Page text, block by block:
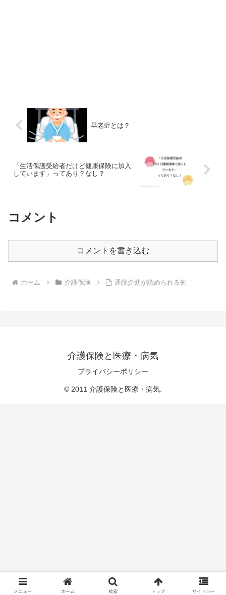
早老症とは？
「生活保護受給者だけど健康保険に加入
しています」ってあり？なし？
コメント
コメントを書き込む
ホーム 介護保険 通院介助が認められる例
介護保険と医療・病気
プライバシーポリシー
© 2011 介護保険と医療・病気.
メニュー ホーム 検索 トップ サイドバー